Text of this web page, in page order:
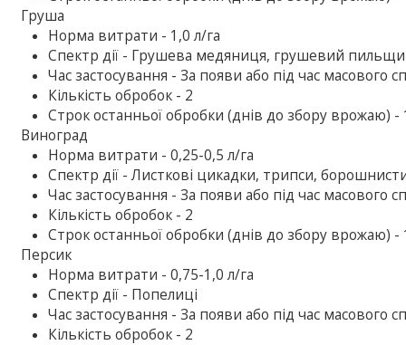
Груша
Норма витрати - 1,0 л/га
Спектр дії - Грушева медяниця, грушевий
Час застосування - За появи або під час масового
Кількість обробок - 2
Строк останньої обробки (днів до збору врожаю) -
Виноград
Норма витрати - 0,25-0,5 л/га
Спектр дії - Листкові цикадки, трипси,
Час застосування - За появи або під час масового
Кількість обробок - 2
Строк останньої обробки (днів до збору врожаю) -
Персик
Норма витрати - 0,75-1,0 л/га
Спектр дії - Попелиці
Час застосування - За появи або під час масового
Кількість обробок - 2